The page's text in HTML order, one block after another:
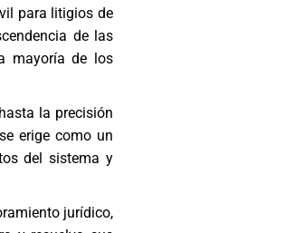
para litigios de
de las
mayoría de los
la precisión
erige como un
del sistema y
jurídico,